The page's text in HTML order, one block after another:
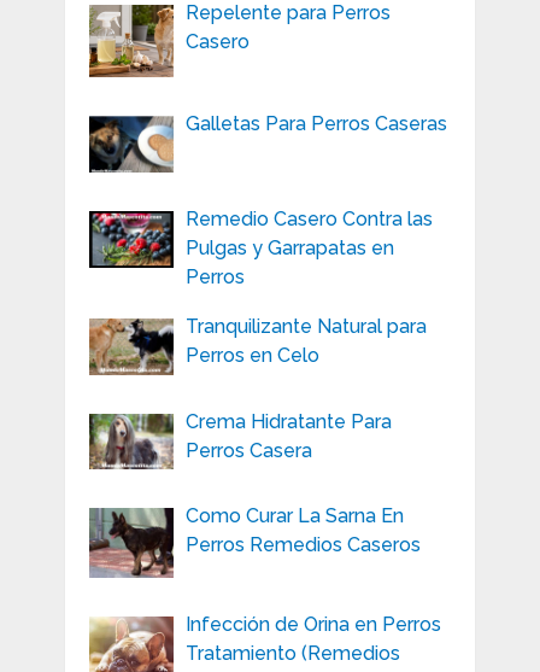
Repelente para Perros
Casero
Galletas Para Perros Caseras
Remedio Casero Contra las
Pulgas y Garrapatas en
Perros
Tranquilizante Natural para
Perros en Celo
Crema Hidratante Para
Perros Casera
Como Curar La Sarna En
Perros Remedios Caseros
Infección de Orina en Perros
Tratamiento (Remedios